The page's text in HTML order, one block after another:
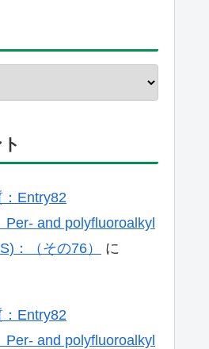
Entry82
：（その76）
に
Entry82